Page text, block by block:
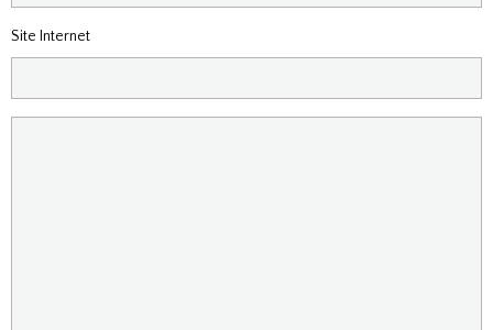
Site Internet